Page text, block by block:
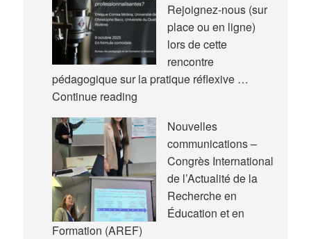
Rejoignez-nous (sur
place ou en ligne)
lors de cette
rencontre
pédagogique sur la pratique réflexive …
Continue readingNouvelle
pédagogique
Nouvelles
communications –
Congrès International
de l’Actualité de la
Recherche en
Éducation et en
Formation (AREF)